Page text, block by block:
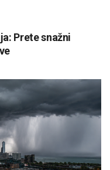
Prete snažni